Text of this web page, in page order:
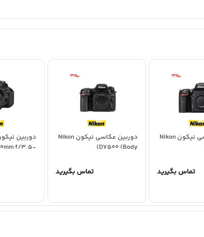
نمایشگر: 3.2 اینچی متحرک
فیلمبرداری: Full HD و HD
دوربین عکاسی نیکون Nikon
تماس بگیرید
دوربین عکاسی نیکون Nikon
D7500 (Body)
تماس بگیرید
f/3.5-